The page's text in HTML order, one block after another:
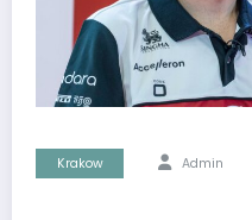
Krakow Admin